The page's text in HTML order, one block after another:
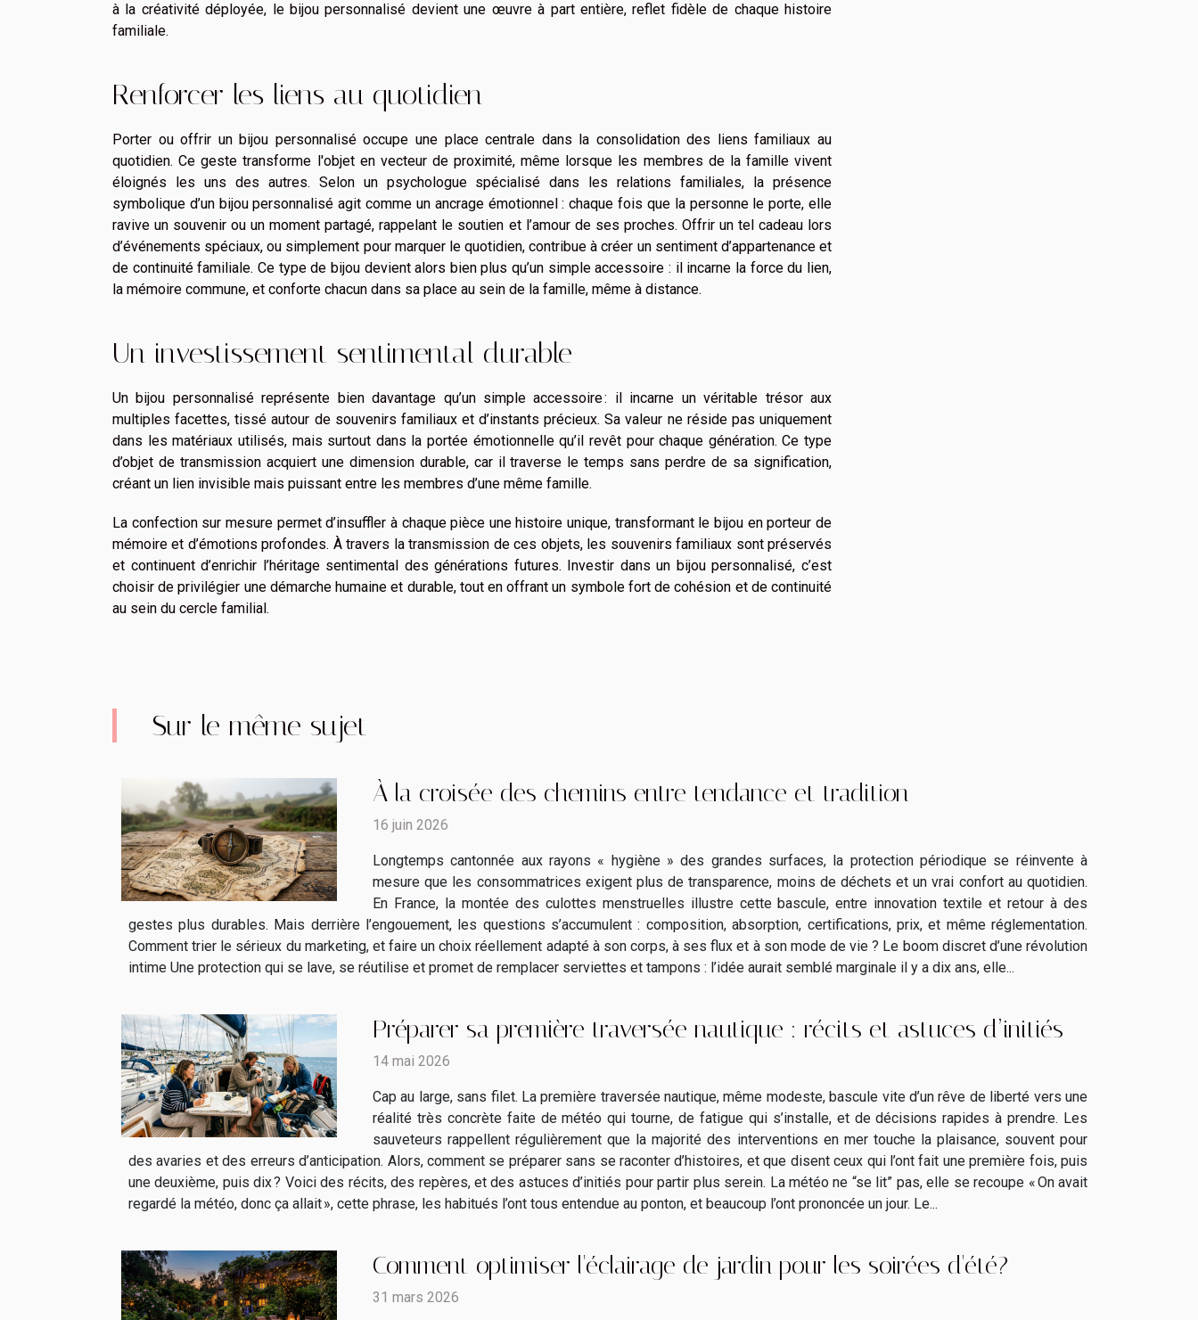
à la créativité déployée, le bijou personnalisé devient une œuvre à part entière, reflet fidèle de chaque histoire
familiale.
Renforcer les liens au quotidien
Porter ou offrir un bijou personnalisé occupe une place centrale dans la consolidation des liens familiaux au
quotidien. Ce geste transforme l'objet en vecteur de proximité, même lorsque les membres de la famille vivent
éloignés les uns des autres. Selon un psychologue spécialisé dans les relations familiales, la présence
symbolique d’un bijou personnalisé agit comme un ancrage émotionnel : chaque fois que la personne le porte, elle
ravive un souvenir ou un moment partagé, rappelant le soutien et l’amour de ses proches. Offrir un tel cadeau lors
d’événements spéciaux, ou simplement pour marquer le quotidien, contribue à créer un sentiment d’appartenance et
de continuité familiale. Ce type de bijou devient alors bien plus qu’un simple accessoire : il incarne la force du lien,
la mémoire commune, et conforte chacun dans sa place au sein de la famille, même à distance.
Un investissement sentimental durable
Un bijou personnalisé représente bien davantage qu’un simple accessoire : il incarne un véritable trésor aux
multiples facettes, tissé autour de souvenirs familiaux et d’instants précieux. Sa valeur ne réside pas uniquement
dans les matériaux utilisés, mais surtout dans la portée émotionnelle qu’il revêt pour chaque génération. Ce type
d’objet de transmission acquiert une dimension durable, car il traverse le temps sans perdre de sa signification,
créant un lien invisible mais puissant entre les membres d’une même famille.
La confection sur mesure permet d’insuffler à chaque pièce une histoire unique, transformant le bijou en porteur de
mémoire et d’émotions profondes. À travers la transmission de ces objets, les souvenirs familiaux sont préservés
et continuent d’enrichir l’héritage sentimental des générations futures. Investir dans un bijou personnalisé, c’est
choisir de privilégier une démarche humaine et durable, tout en offrant un symbole fort de cohésion et de continuité
au sein du cercle familial.
Sur le même sujet
À la croisée des chemins entre tendance et tradition
16 juin 2026
Longtemps cantonnée aux rayons « hygiène » des grandes surfaces, la protection périodique se réinvente à
mesure que les consommatrices exigent plus de transparence, moins de déchets et un vrai confort au quotidien.
En France, la montée des culottes menstruelles illustre cette bascule, entre innovation textile et retour à des
gestes plus durables. Mais derrière l’engouement, les questions s’accumulent : composition, absorption, certifications, prix, et même réglementation.
Comment trier le sérieux du marketing, et faire un choix réellement adapté à son corps, à ses flux et à son mode de vie ? Le boom discret d’une révolution
intime Une protection qui se lave, se réutilise et promet de remplacer serviettes et tampons : l’idée aurait semblé marginale il y a dix ans, elle...
Préparer sa première traversée nautique : récits et astuces d’initiés
14 mai 2026
Cap au large, sans filet. La première traversée nautique, même modeste, bascule vite d’un rêve de liberté vers une
réalité très concrète faite de météo qui tourne, de fatigue qui s’installe, et de décisions rapides à prendre. Les
sauveteurs rappellent régulièrement que la majorité des interventions en mer touche la plaisance, souvent pour
des avaries et des erreurs d’anticipation. Alors, comment se préparer sans se raconter d’histoires, et que disent ceux qui l’ont fait une première fois, puis
une deuxième, puis dix ? Voici des récits, des repères, et des astuces d’initiés pour partir plus serein. La météo ne “se lit” pas, elle se recoupe « On avait
regardé la météo, donc ça allait », cette phrase, les habitués l’ont tous entendue au ponton, et beaucoup l’ont prononcée un jour. Le...
Comment optimiser l'éclairage de jardin pour les soirées d'été?
31 mars 2026